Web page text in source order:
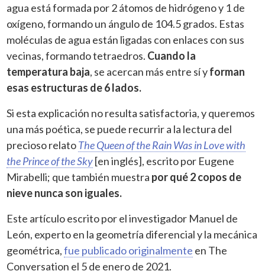
agua está formada por 2 átomos de hidrógeno y 1 de
oxígeno, formando un ángulo de 104.5 grados. Estas
moléculas de agua están ligadas con enlaces con sus
vecinas, formando tetraedros. Cuando la
temperatura baja, se acercan más entre sí yforman
esas estructuras de 6 lados.
Si esta explicación no resulta satisfactoria, y queremos
una más poética, se puede recurrir a la lectura del
precioso relatoThe Queen of the Rain Was in Love with
the Prince of the Sky[en inglés], escrito por Eugene
Mirabelli; que también muestra por qué 2 copos de
nieve nunca son iguales.
Este artículo escrito por el investigador Manuel de
León, experto en la geometría diferencial y la mecánica
geométrica,fue publicado originalmente en The
Conversation el 5 de enero de 2021.